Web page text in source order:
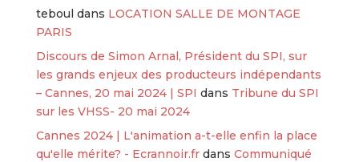
teboul dans LOCATION SALLE DE MONTAGE
PARIS
Discours de Simon Arnal, Président du SPI, sur
les grands enjeux des producteurs indépendants
– Cannes, 20 mai 2024 | SPI dans Tribune du SPI
sur les VHSS- 20 mai 2024
Cannes 2024 | L'animation a-t-elle enfin la place
qu'elle mérite? - Ecrannoir.frdans Communiqué